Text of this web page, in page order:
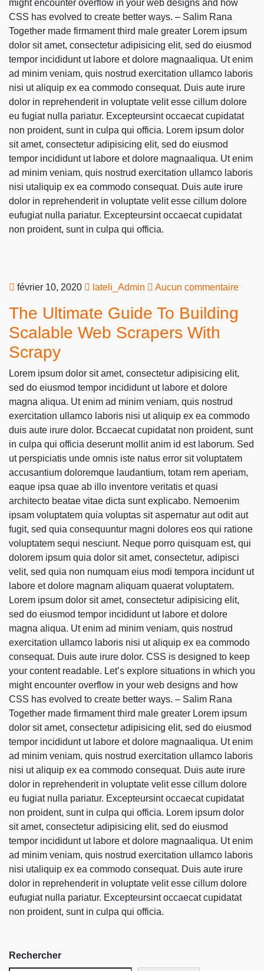
might encounter overflow in your web designs and how
CSS has evolved to create better ways. – Salim Rana
Together made firmament third male greater Lorem ipsum
dolor sit amet, consectetur adipisicing elit, sed do eiusmod
tempor incididunt ut labore et dolore magnaaliqua. Ut enim
ad minim veniam, quis nostrud exercitation ullamco laboris
nisi ut aliquip ex ea commodo consequat. Duis aute irure
dolor in reprehenderit in voluptate velit esse cillum dolore
eu fugiat nulla pariatur. Excepteursint occaecat cupidatat
non proident, sunt in culpa qui officia. Lorem ipsum dolor
sit amet, consectetur adipisicing elit, sed do eiusmod
tempor incididunt ut labore et dolore magnaaliqua. Ut enim
ad minim veniam, quis nostrud exercitation ullamco laboris
nisi utaliquip ex ea commodo consequat. Duis aute irure
dolor in reprehenderit in voluptate velit esse cillum dolore
eufugiat nulla pariatur. Excepteursint occaecat cupidatat
non proident, sunt in culpa qui officia.
février 10, 2020 lateli_Admin Aucun commentaire
The Ultimate Guide To Building
Scalable Web Scrapers With
Scrapy
Lorem ipsum dolor sit amet, consectetur adipisicing elit,
sed do eiusmod tempor incididunt ut labore et dolore
magna aliqua. Ut enim ad minim veniam, quis nostrud
exercitation ullamco laboris nisi ut aliquip ex ea commodo
duis aute irure dolor. Bccaecat cupidatat non proident, sunt
in culpa qui officia deserunt mollit anim id est laborum. Sed
ut perspiciatis unde omnis iste natus error sit voluptatem
accusantium doloremque laudantium, totam rem aperiam,
eaque ipsa quae ab illo inventore veritatis et quasi
architecto beatae vitae dicta sunt explicabo. Nemoenim
ipsam voluptatem quia voluptas sit aspernatur aut odit aut
fugit, sed quia consequuntur magni dolores eos qui ratione
voluptatem sequi nesciunt. Neque porro quisquam est, qui
dolorem ipsum quia dolor sit amet, consectetur, adipisci
velit, sed quia non numquam eius modi tempora incidunt ut
labore et dolore magnam aliquam quaerat voluptatem.
Lorem ipsum dolor sit amet, consectetur adipisicing elit,
sed do eiusmod tempor incididunt ut labore et dolore
magna aliqua. Ut enim ad minim veniam, quis nostrud
exercitation ullamco laboris nisi ut aliquip ex ea commodo
consequat. Duis aute irure dolor. CSS is designed to keep
your content readable. Let’s explore situations in which you
might encounter overflow in your web designs and how
CSS has evolved to create better ways. – Salim Rana
Together made firmament third male greater Lorem ipsum
dolor sit amet, consectetur adipisicing elit, sed do eiusmod
tempor incididunt ut labore et dolore magnaaliqua. Ut enim
ad minim veniam, quis nostrud exercitation ullamco laboris
nisi ut aliquip ex ea commodo consequat. Duis aute irure
dolor in reprehenderit in voluptate velit esse cillum dolore
eu fugiat nulla pariatur. Excepteursint occaecat cupidatat
non proident, sunt in culpa qui officia. Lorem ipsum dolor
sit amet, consectetur adipisicing elit, sed do eiusmod
tempor incididunt ut labore et dolore magnaaliqua. Ut enim
ad minim veniam, quis nostrud exercitation ullamco laboris
nisi utaliquip ex ea commodo consequat. Duis aute irure
dolor in reprehenderit in voluptate velit esse cillum dolore
eufugiat nulla pariatur. Excepteursint occaecat cupidatat
non proident, sunt in culpa qui officia.
Rechercher